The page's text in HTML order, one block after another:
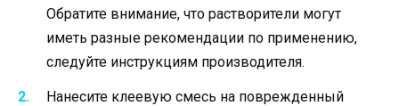
Обратите внимание, что растворители могут
иметь разные рекомендации по применению,
следуйте инструкциям производителя.
Нанесите клеевую смесь на поврежденный